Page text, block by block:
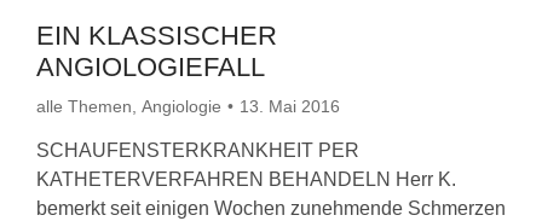
EIN KLASSISCHER
ANGIOLOGIEFALL
alle Themen, Angiologie 13. Mai 2016
SCHAUFENSTERKRANKHEIT PER
KATHETERVERFAHREN BEHANDELN Herr K.
bemerkt seit einigen Wochen zunehmende Schmerzen